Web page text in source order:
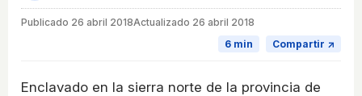
Publicado 26 abril 2018Actualizado 26 abril 2018
6 min
Compartir ↗
Enclavado en la sierra norte de la provincia de